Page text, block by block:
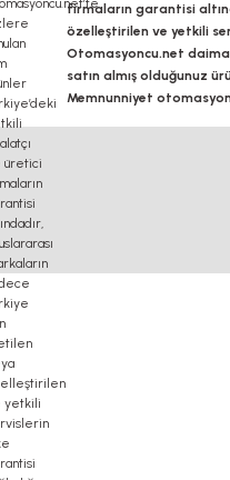
firmaların garantisi
özelleştirilen ve yetkili
Otomasyoncu.net
satın almış olduğunuz
Memnunniyet